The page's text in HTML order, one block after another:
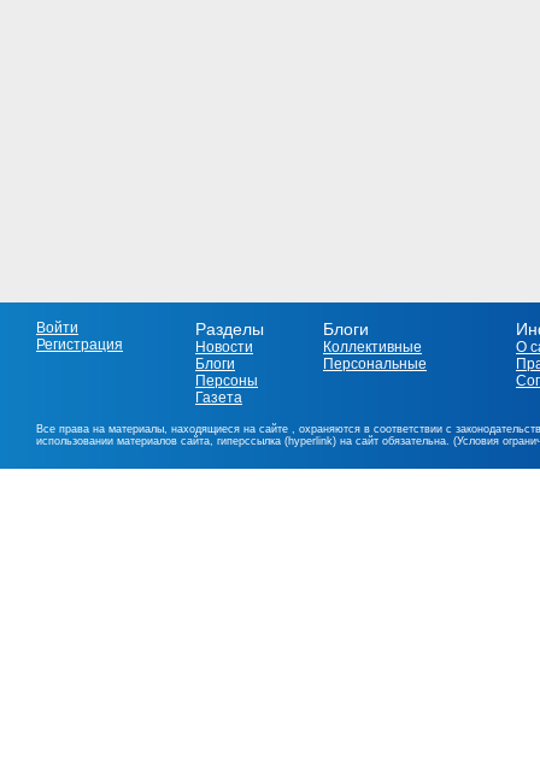
Войти
Регистрация
Разделы
Новости
Блоги
Персоны
Газета
Блоги
Коллективные
Персональные
О
Все права на материалы, находящиеся на сайте , охраняются в соответствии с
использовании материалов сайта, гиперссылка (hyperlink) на сайт обязательна. (Условия